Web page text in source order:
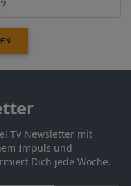
TV Newsletter mit
Impuls und
Dich jede Woche.